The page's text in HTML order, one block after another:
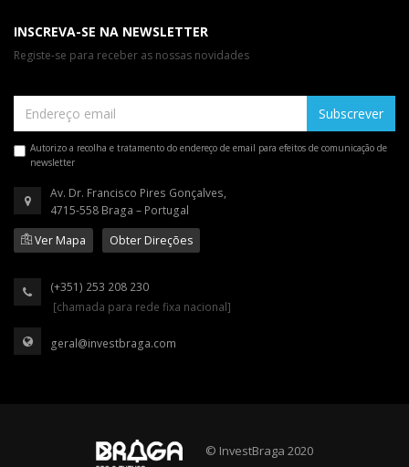
INSCREVA-SE NA NEWSLETTER
Registe-se para receber as nossas novidades
Subscrever
Autorizo a recolha e tratamento do endereço de email para efeitos de comunicação de
newsletter
Av. Dr. Francisco Pires Gonçalves,
4715-558 Braga – Portugal
Ver Mapa
Obter Direções
(+351) 253 208 230
[chamada para rede fixa nacional]
geral@investbraga.com
© InvestBraga 2020